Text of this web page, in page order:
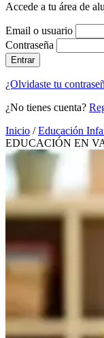
Accede a tu área de
Email o usuario
Contraseña
Entrar
¿Olvidaste tu
¿No tienes cuenta?
Inicio / Educación
EDUCACIÓN EN